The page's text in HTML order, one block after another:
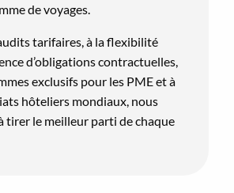
de voyages.
tarifaires, à la flexibilité
d’obligations contractuelles,
exclusifs pour les PME et à
hôteliers mondiaux, nous
tirer le meilleur parti de chaque